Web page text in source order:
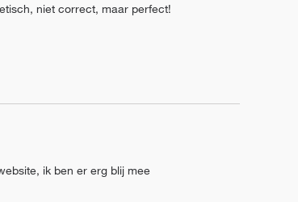
niet correct, maar perfect!
ik ben er erg blij mee